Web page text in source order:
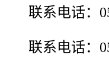
联系电话：
联系电话：